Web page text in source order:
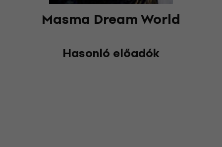
Masma Dream World
Hasonló előadók